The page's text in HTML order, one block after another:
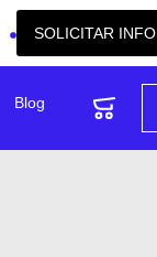
SOLICITAR INFO
Blog